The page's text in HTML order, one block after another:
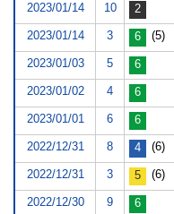
2023/01/14
10
2023/01/14 3 (5)
2023/01/03 5
2023/01/02 4
2023/01/01 6
2022/12/31 8 (6)
2022/12/31 3 (6)
2022/12/30 9